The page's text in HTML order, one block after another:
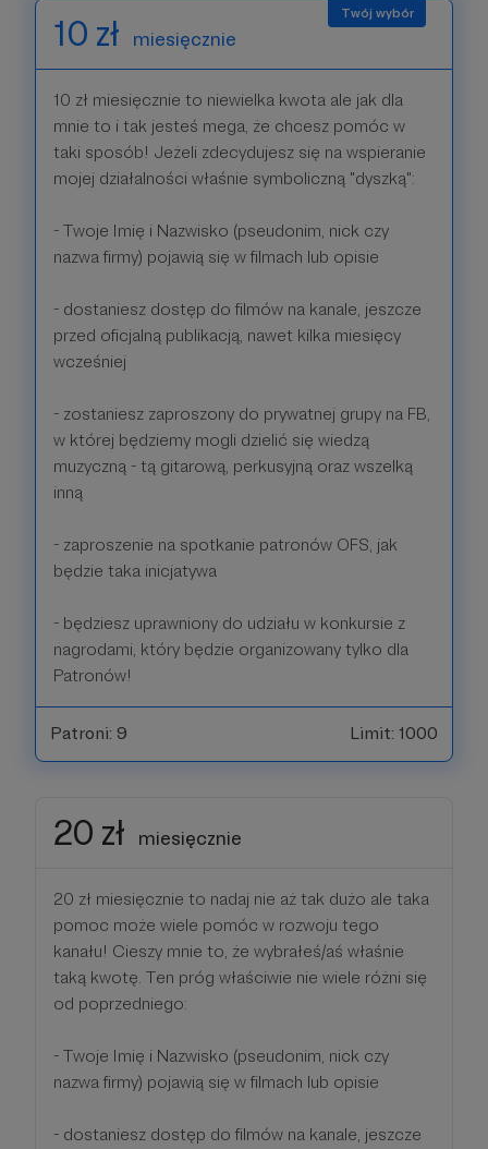
10 zł miesięcznie
10 zł miesięcznie to niewielka kwota ale jak dla
mnie to i tak jesteś mega, że chcesz pomóc w
taki sposób! Jeżeli zdecydujesz się na wspieranie
mojej działalności właśnie symboliczną "dyszką":
- Twoje Imię i Nazwisko (pseudonim, nick czy
nazwa firmy) pojawią się w filmach lub opisie
- dostaniesz dostęp do filmów na kanale, jeszcze
przed oficjalną publikacją, nawet kilka miesięcy
wcześniej
- zostaniesz zaproszony do prywatnej grupy na FB,
w której będziemy mogli dzielić się wiedzą
muzyczną - tą gitarową, perkusyjną oraz wszelką
inną
- zaproszenie na spotkanie patronów OFS, jak
będzie taka inicjatywa
- będziesz uprawniony do udziału w konkursie z
nagrodami, który będzie organizowany tylko dla
Patronów!
Patroni: 9 Limit: 1000
20 zł miesięcznie
20 zł miesięcznie to nadaj nie aż tak dużo ale taka
pomoc może wiele pomóc w rozwoju tego
kanału! Cieszy mnie to, że wybrałeś/aś właśnie
taką kwotę. Ten próg właściwie nie wiele różni się
od poprzedniego:
- Twoje Imię i Nazwisko (pseudonim, nick czy
nazwa firmy) pojawią się w filmach lub opisie
- dostaniesz dostęp do filmów na kanale, jeszcze